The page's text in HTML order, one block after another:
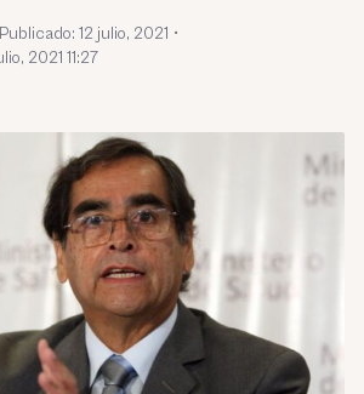
Publicado: 12 julio, 2021 •
2021 11:27